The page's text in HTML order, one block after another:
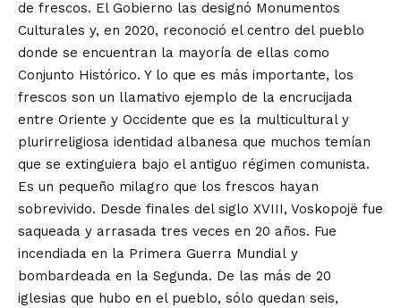
de frescos. El Gobierno las designó Monumentos
Culturales y, en 2020, reconoció el centro del pueblo
donde se encuentran la mayoría de ellas como
Conjunto Histórico. Y lo que es más importante, los
frescos son un llamativo ejemplo de la encrucijada
entre Oriente y Occidente que es la multicultural y
plurirreligiosa identidad albanesa que muchos temían
que se extinguiera bajo el antiguo régimen comunista.
Es un pequeño milagro que los frescos hayan
sobrevivido. Desde finales del siglo XVIII, Voskopojë fue
saqueada y arrasada tres veces en 20 años. Fue
incendiada en la Primera Guerra Mundial y
bombardeada en la Segunda. De las más de 20
iglesias que hubo en el pueblo, sólo quedan seis,